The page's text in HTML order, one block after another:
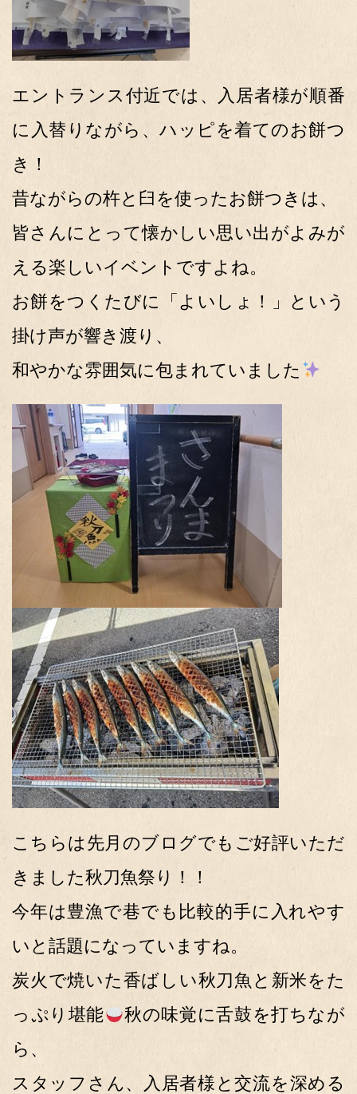
エントランス付近では、入居者様が順番
に入替りながら、ハッピを着てのお餅つ
き！
昔ながらの杵と臼を使ったお餅つきは、
皆さんにとって懐かしい思い出がよみが
える楽しいイベントですよね。
お餅をつくたびに「よいしょ！」という
掛け声が響き渡り、
和やかな雰囲気に包まれていました
こちらは先月のブログでもご好評いただ
きました秋刀魚祭り！！
今年は豊漁で巷でも比較的手に入れやす
いと話題になっていますね。
炭火で焼いた香ばしい秋刀魚と新米をた
っぷり堪能
秋の味覚に舌鼓を打ちなが
ら、
スタッフさん、入居者様と交流を深める